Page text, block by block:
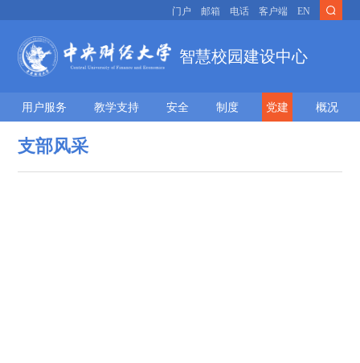
门户 邮箱 电话 客户端 EN
智慧校园建设中心
用户服务 教学支持 安全 制度 党建 概况
支部风采